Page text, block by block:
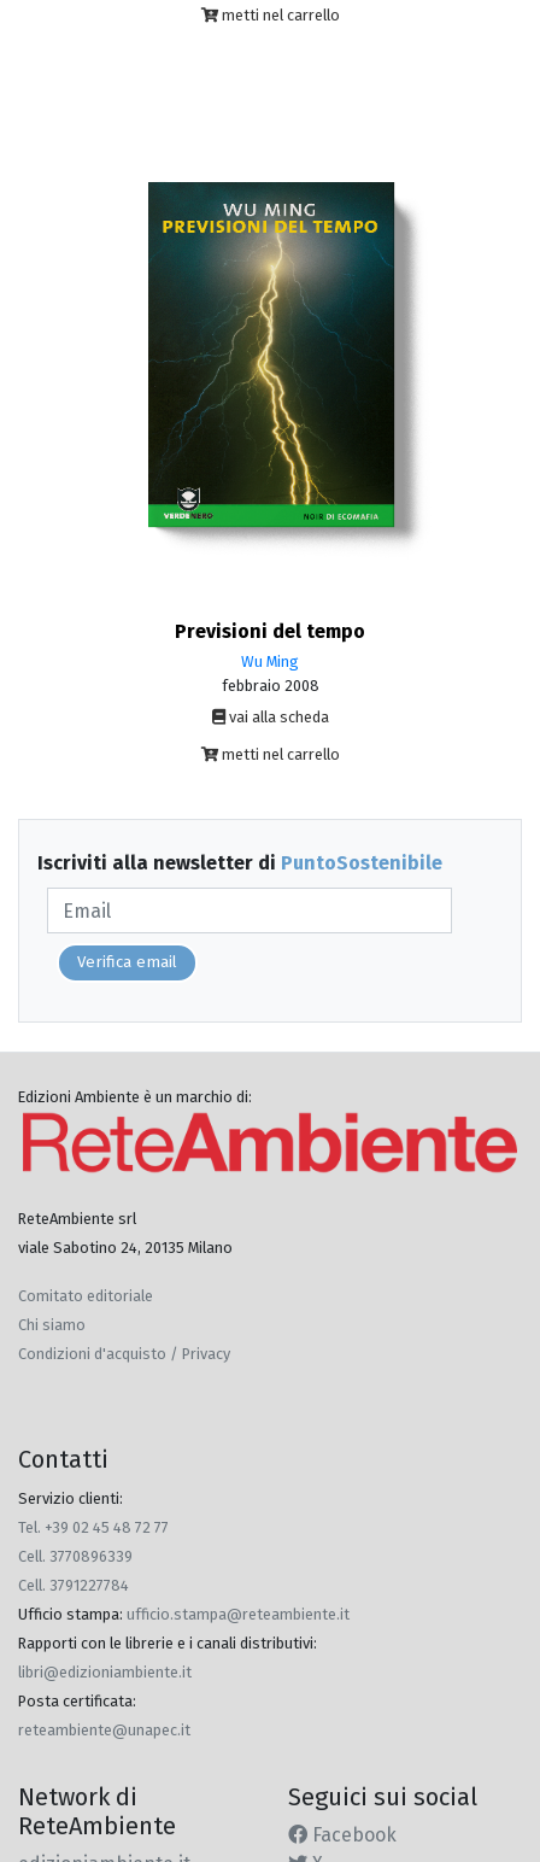
metti nel carrello
Previsioni del tempo
Wu Ming
febbraio 2008
vai alla scheda
metti nel carrello
Iscriviti alla newsletter di PuntoSostenibile
Verifica email
Edizioni Ambiente è un marchio di:
ReteAmbiente srl
viale Sabotino 24, 20135 Milano
Comitato editoriale
Chi siamo
Condizioni d'acquisto / Privacy
Contatti
Servizio clienti:
Tel. +39 02 45 48 72 77
Cell. 3770896339
Cell. 3791227784
Ufficio stampa: ufficio.stampa@reteambiente.it
Rapporti con le librerie e i canali distributivi:
libri@edizioniambiente.it
Posta certificata:
reteambiente@unapec.it
Network di
ReteAmbiente
Seguici sui social
Facebook